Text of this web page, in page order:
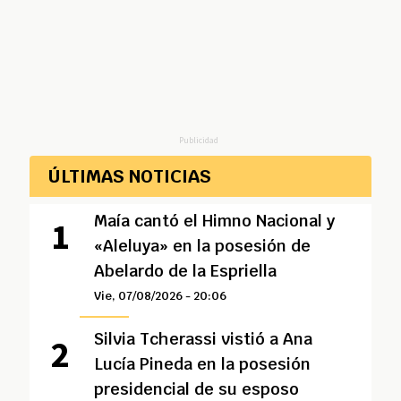
Publicidad
ÚLTIMAS NOTICIAS
Maía cantó el Himno Nacional y
«Aleluya» en la posesión de
Abelardo de la Espriella
Vie, 07/08/2026 - 20:06
Silvia Tcherassi vistió a Ana
Lucía Pineda en la posesión
presidencial de su esposo